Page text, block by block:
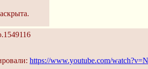
https://www.youtube.com/